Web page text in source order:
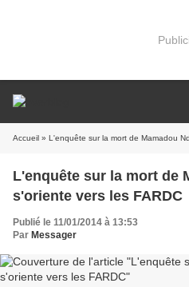
Accueil » L'enquête sur la mort de Mamadou
L'enquête sur la mort de
s'oriente vers les FARDC
Publié le 11/01/2014 à 13:53
Par Messager